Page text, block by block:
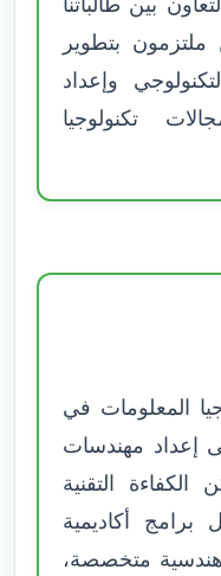
بين طالباتنا
بتطوير
وإعداد
تكنولوجيا
المعلومات في
إعداد مهندسات
الكفاءة التقنية
برامج أكاديمية
متخصصة،